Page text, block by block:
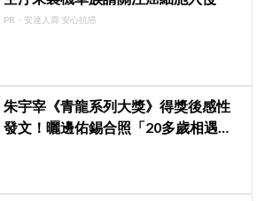
PR・安達人壽 安心抗癌
朱宇宰《青龍系列大獎》得獎後感性
發文！曬邊佑錫合照「20多歲相遇，